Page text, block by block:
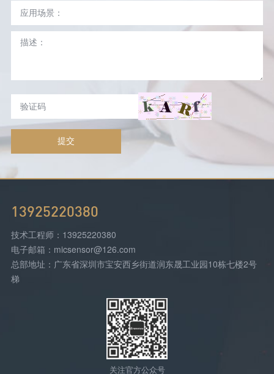
提交
13925220380
技术工程师：13925220380
电子邮箱：micsensor@126.com
总部地址：广东省深圳市宝安西乡街道润东晟工业园10栋七楼2号
梯
关注官方公众号